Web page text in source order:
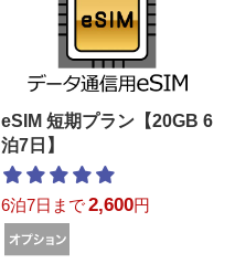
eSIM 短期プラン【20GB 6
泊7日】
6泊7日まで2,600円